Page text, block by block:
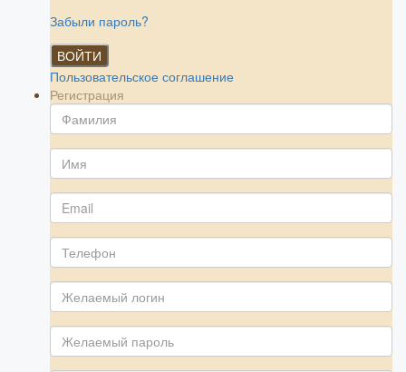
Забыли пароль?
ВОЙТИ
Пользовательское соглашение
Регистрация